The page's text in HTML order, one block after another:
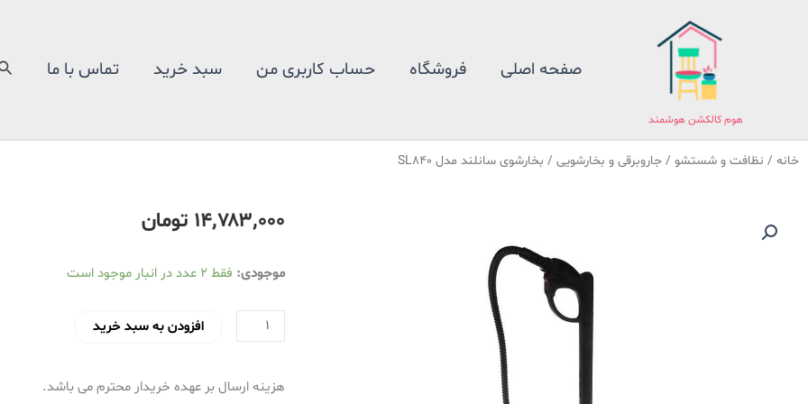
هوم کالکشن هوشمند
صفحه اصلی فروشگاه حساب کاربری من سبد خرید تماس با ما
خانه / نظافت و شستشو / جاروبرقی و بخارشویی / بخارشوی سانلند مدل SL840
۱۴٬۷۸۳٬۰۰۰ تومان
موجودی: فقط 2 عدد در انبار موجود است بخارشوی
مدل
SL840
افزودن به سبد خرید
هزینه ارسال بر عهده خریدار محترم می باشد.